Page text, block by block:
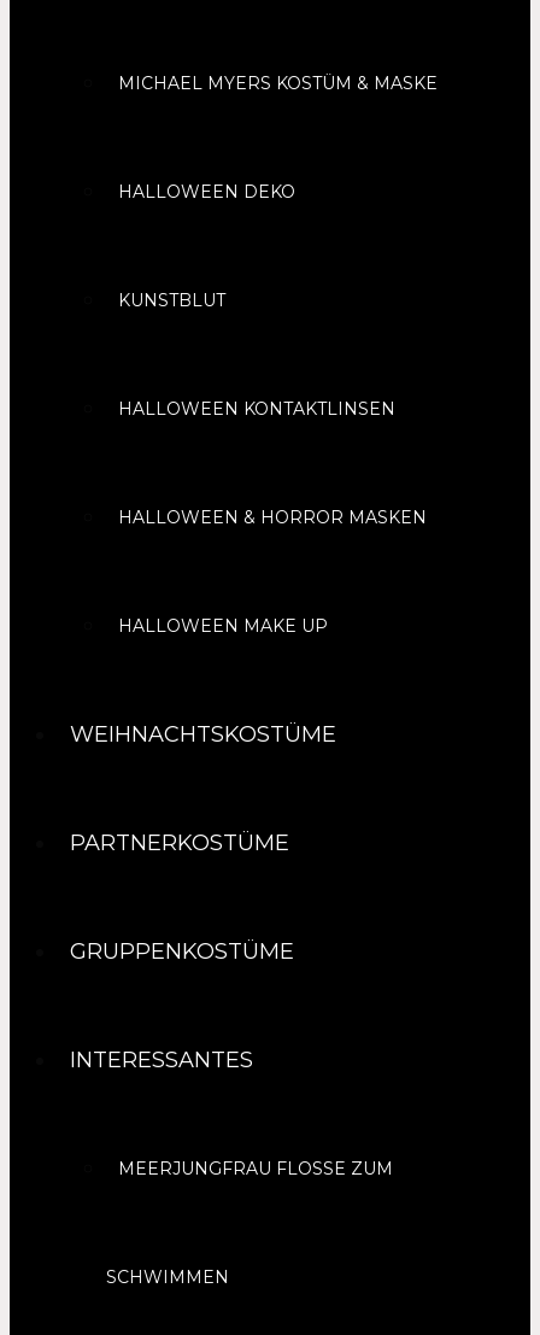
MICHAEL MYERS KOSTÜM & MASKE
HALLOWEEN DEKO
KUNSTBLUT
HALLOWEEN KONTAKTLINSEN
HALLOWEEN & HORROR MASKEN
HALLOWEEN MAKE UP
WEIHNACHTSKOSTÜME
PARTNERKOSTÜME
GRUPPENKOSTÜME
INTERESSANTES
MEERJUNGFRAU FLOSSE ZUM
SCHWIMMEN